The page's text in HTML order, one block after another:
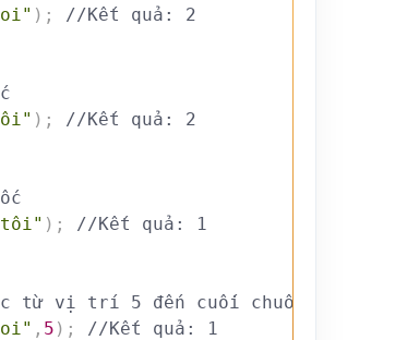
) ;
//Kết quả: 2
) ;
//Kết quả: 2
) ;
//Kết quả: 1
từ vị trí 5 đến cuối chuỗi
, 5 ) ;
//Kết quả: 1